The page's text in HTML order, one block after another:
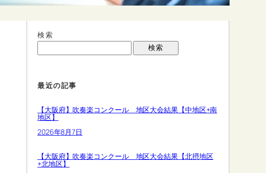
検索
検索
最近の記事
【大阪府】吹奏楽コンクール 地区大会結果【中地区+南
地区】
2026年8月7日
【大阪府】吹奏楽コンクール 地区大会結果【北摂地区
+北地区】